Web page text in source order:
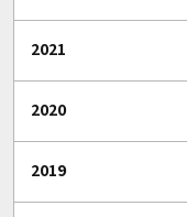
2021
2020
2019